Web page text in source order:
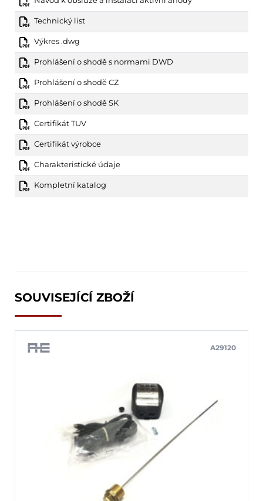
Technický list
Výkres .dwg
Prohlášení o shodě s normami DWD
Prohlášení o shodě CZ
Prohlášení o shodě SK
Certifikát TUV
Certifikát výrobce
Charakteristické údaje
Kompletní katalog
SOUVISEJÍCÍ ZBOŽÍ
A29120